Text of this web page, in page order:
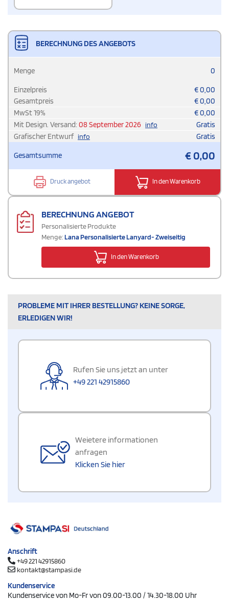
BERECHNUNG DES ANGEBOTS
Menge 0
Einzelpreis €0,00
Gesamtpreis
€0,00
MwSt19% €0,00
Mit Design. Versand: 08 September 2026 info
Gratis
Grafischer Entwurf info Gratis
Gesamtsumme €0,00
Druck angebot In den Warenkorb
BERECHNUNG ANGEBOT
Personalisierte Produkte
Menge:Lana Personalisierte Lanyard- Zweiseitig
In den Warenkorb
PROBLEME MIT IHRER BESTELLUNG? KEINE SORGE,
ERLEDIGEN WIR!
Rufen Sie uns jetzt an unter
+49 221 42915860
Weietere informationen
anfragen
Klicken Sie hier
Anschrift
+49 221 42915860
kontakt@stampasi.de
Kundenservice
Kundenservice von Mo-Fr von 09.00-13.00 / 14.30-18.00 Uhr